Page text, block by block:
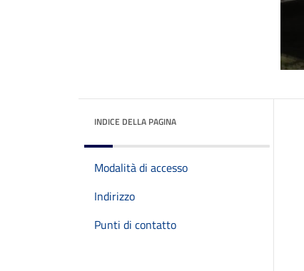
INDICE DELLA PAGINA
Modalità di accesso
Indirizzo
Punti di contatto